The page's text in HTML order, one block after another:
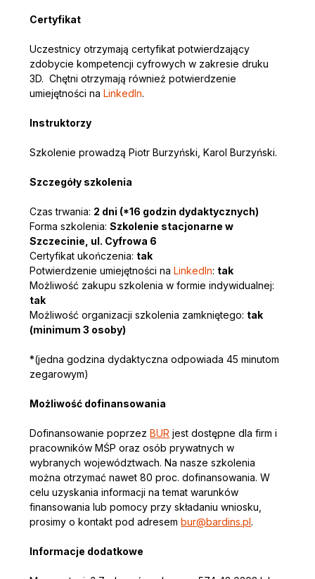
Certyfikat
Uczestnicy otrzymają certyfikat potwierdzający
zdobycie kompetencji cyfrowych w zakresie druku
3D.  Chętni otrzymają również potwierdzenie
umiejętności na LinkedIn.
Instruktorzy
Szkolenie prowadzą Piotr Burzyński, Karol Burzyński.
Szczegóły szkolenia
Czas trwania: 2 dni (*16 godzin dydaktycznych)
Forma szkolenia: Szkolenie stacjonarne w
Szczecinie, ul. Cyfrowa 6
Certyfikat ukończenia: tak
Potwierdzenie umiejętności na LinkedIn: tak
Możliwość zakupu szkolenia w formie indywidualnej:
tak
Możliwość organizacji szkolenia zamkniętego: tak
(minimum 3 osoby)
*(jedna godzina dydaktyczna odpowiada 45 minutom
zegarowym)
Możliwość dofinansowania
Dofinansowanie poprzez BUR jest dostępne dla firm i
pracowników MŚP oraz osób prywatnych w
wybranych województwach. Na nasze szkolenia
można otrzymać nawet 80 proc. dofinansowania. W
celu uzyskania informacji na temat warunków
finansowania lub pomocy przy składaniu wniosku,
prosimy o kontakt pod adresem bur@bardins.pl.
Informacje dodatkowe